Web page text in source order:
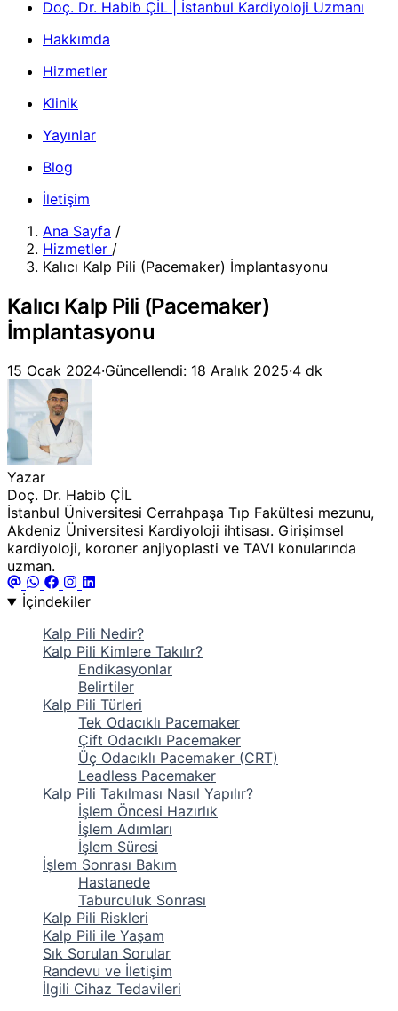
Doç. Dr. Habib ÇİL | İstanbul Kardiyoloji Uzmanı
Hakkımda
Hizmetler
Klinik
Yayınlar
Blog
İletişim
Ana Sayfa /
Hizmetler /
Kalıcı Kalp Pili (Pacemaker) İmplantasyonu
Kalıcı Kalp Pili (Pacemaker)
İmplantasyonu
15 Ocak 2024·Güncellendi: 18 Aralık 2025·4 dk
Yazar
Doç. Dr. Habib ÇİL
İstanbul Üniversitesi Cerrahpaşa Tıp Fakültesi mezunu,
Akdeniz Üniversitesi Kardiyoloji ihtisası. Girişimsel
kardiyoloji, koroner anjiyoplasti ve TAVI konularında
uzman.
İçindekiler
Kalp Pili Nedir?
Kalp Pili Kimlere Takılır?
Endikasyonlar
Belirtiler
Kalp Pili Türleri
Tek Odacıklı Pacemaker
Çift Odacıklı Pacemaker
Üç Odacıklı Pacemaker (CRT)
Leadless Pacemaker
Kalp Pili Takılması Nasıl Yapılır?
İşlem Öncesi Hazırlık
İşlem Adımları
İşlem Süresi
İşlem Sonrası Bakım
Hastanede
Taburculuk Sonrası
Kalp Pili Riskleri
Kalp Pili ile Yaşam
Sık Sorulan Sorular
Randevu ve İletişim
İlgili Cihaz Tedavileri